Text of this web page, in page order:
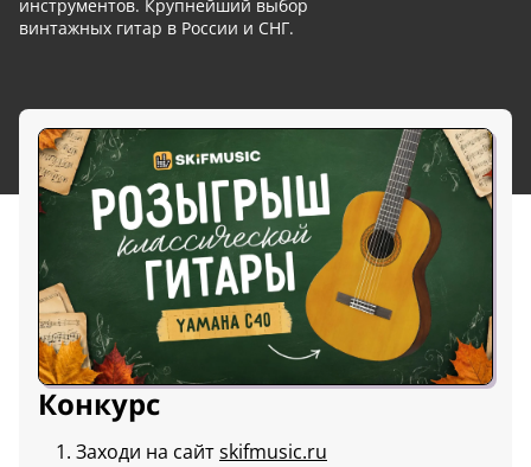
инструментов. Крупнейший выбор
винтажных гитар в России и СНГ.
Конкурс
Заходи на сайтskifmusic.ru